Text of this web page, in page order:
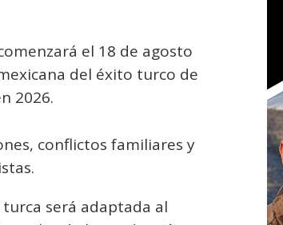
el 18 de agosto
del éxito turco de
2026.
conflictos familiares y
será adaptada al